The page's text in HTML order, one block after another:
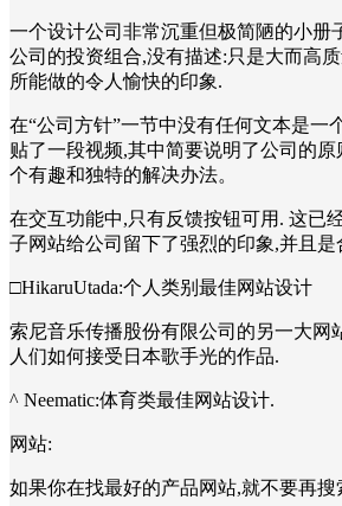
一个设计公司非常沉重但极简陋的小册
公司的投资组合,没有描述:只是大而高
所能做的令人愉快的印象.
在“公司方针”一节中没有任何文本是一
贴了一段视频,其中简要说明了公司的
个有趣和独特的解决办法。
在交互功能中,只有反馈按钮可用. 这已
子网站给公司留下了强烈的印象,并且是
□HikaruUtada:个人类别最佳网站设计
索尼音乐传播股份有限公司的另一大网
人们如何接受日本歌手光的作品.
^ Neematic:体育类最佳网站设计.
网站:
如果你在找最好的产品网站,就不要再搜